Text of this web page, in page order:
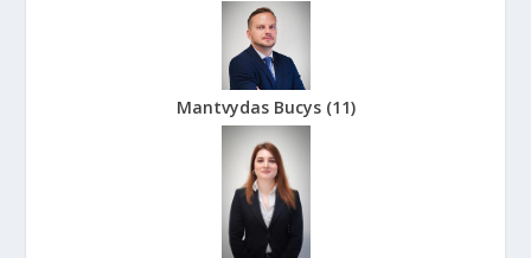
Mantvydas Bucys (11)